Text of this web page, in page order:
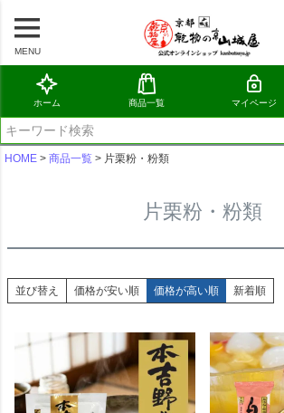
MENU
ホーム 商品一覧 マイページ
HOME 商品一覧 片栗粉・粉類
片栗粉・粉類
並び替え 価格が安い順 価格が高い順 新着順